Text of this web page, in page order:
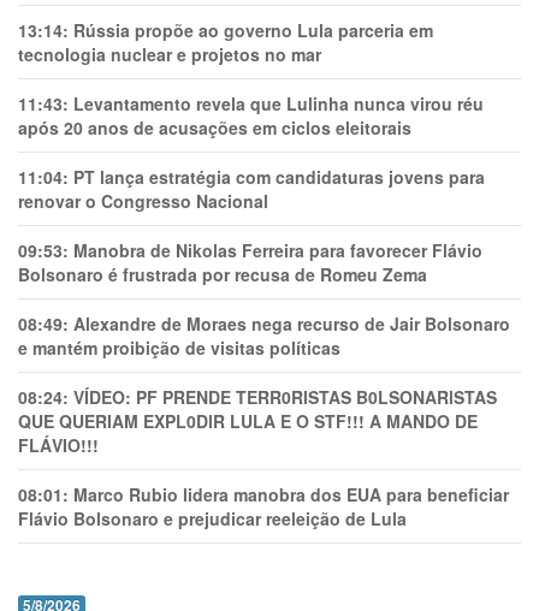
13:14: Rússia propõe ao governo Lula parceria em
tecnologia nuclear e projetos no mar
11:43: Levantamento revela que Lulinha nunca virou réu
após 20 anos de acusações em ciclos eleitorais
11:04: PT lança estratégia com candidaturas jovens para
renovar o Congresso Nacional
09:53: Manobra de Nikolas Ferreira para favorecer Flávio
Bolsonaro é frustrada por recusa de Romeu Zema
08:49: Alexandre de Moraes nega recurso de Jair Bolsonaro
e mantém proibição de visitas políticas
08:24: VÍDEO: PF PRENDE TERR0RlSTAS B0LSONARlSTAS
QUE QUERIAM EXPL0DlR LULA E O STF!!! A MANDO DE
FLÁVIO!!!
08:01: Marco Rubio lidera manobra dos EUA para beneficiar
Flávio Bolsonaro e prejudicar reeleição de Lula
5/8/2026